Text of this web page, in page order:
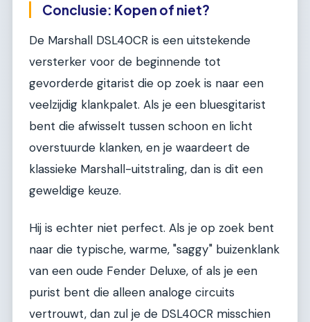
Conclusie: Kopen of niet?
De Marshall DSL40CR is een uitstekende
versterker voor de beginnende tot
gevorderde gitarist die op zoek is naar een
veelzijdig klankpalet. Als je een bluesgitarist
bent die afwisselt tussen schoon en licht
overstuurde klanken, en je waardeert de
klassieke Marshall-uitstraling, dan is dit een
geweldige keuze.
Hij is echter niet perfect. Als je op zoek bent
naar die typische, warme, "saggy" buizenklank
van een oude Fender Deluxe, of als je een
purist bent die alleen analoge circuits
vertrouwt, dan zul je de DSL40CR misschien